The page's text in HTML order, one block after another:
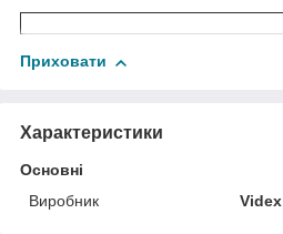
Приховати
Характеристики
Основні
Виробник
Videx